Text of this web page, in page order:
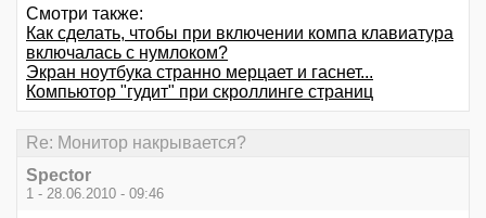
Смотри также:
Как сделать, чтобы при включении компа клавиатура
включалась с нумлоком?
Экран ноутбука странно мерцает и гаснет...
Компьютор "гудит" при скроллинге страниц
Re: Монитор накрывается?
Spector
1 - 28.06.2010 - 09:46